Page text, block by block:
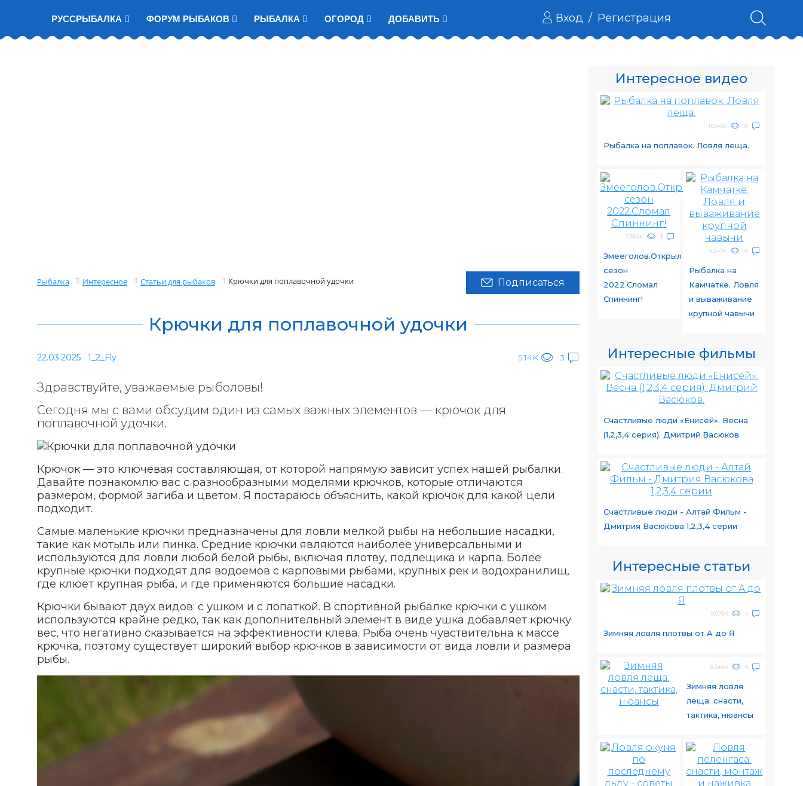
РУССРЫБАЛКА ФОРУМ РЫБАКОВ РЫБАЛКА ОГОРОД ДОБАВИТЬ Вход / Регистрация
Рыбалка Интересное Статьи для рыбаков Крючки для поплавочной удочки Подписаться
Крючки для поплавочной удочки
22.03.2025 1_2_Fly 5.14K 3
Здравствуйте, уважаемые рыболовы!
Сегодня мы с вами обсудим один из самых важных элементов — крючок для
поплавочной удочки.
Крючок — это ключевая составляющая, от которой напрямую зависит успех нашей рыбалки.
Давайте познакомлю вас с разнообразными моделями крючков, которые отличаются
размером, формой загиба и цветом. Я постараюсь объяснить, какой крючок для какой цели
подходит.
Самые маленькие крючки предназначены для ловли мелкой рыбы на небольшие насадки,
такие как мотыль или пинка. Средние крючки являются наиболее универсальными и
используются для ловли любой белой рыбы, включая плотву, подлещика и карпа. Более
крупные крючки подходят для водоемов с карповыми рыбами, крупных рек и водохранилищ,
где клюет крупная рыба, и где применяются большие насадки.
Крючки бывают двух видов: с ушком и с лопаткой. В спортивной рыбалке крючки с ушком
используются крайне редко, так как дополнительный элемент в виде ушка добавляет крючку
вес, что негативно сказывается на эффективности клева. Рыба очень чувствительна к массе
крючка, поэтому существует широкий выбор крючков в зависимости от вида ловли и размера
рыбы.
Интересное видео
11.045K 10
Рыбалка на поплавок. Ловля леща.
7.654K 3
Змееголов.Открыл
сезон
2022.Сломал
Спиннинг!
9.947K 10
Рыбалка на
Камчатке. Ловля
и вываживание
крупной чавычи
Интересные фильмы
Счастливые люди «Енисей». Весна
(1,2,3,4 серия). Дмитрий Васюков.
Счастливые люди - Алтай Фильм -
Дмитрия Васюкова 1,2,3,4 серии
Интересные статьи
9.079K 4
Зимняя ловля плотвы от A до Я
8.344K 4
Зимняя ловля
леща: снасти,
тактика, нюансы